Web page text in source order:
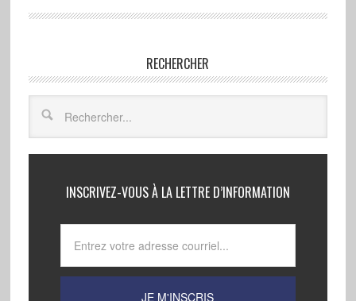
RECHERCHER
INSCRIVEZ-VOUS À LA LETTRE D’INFORMATION